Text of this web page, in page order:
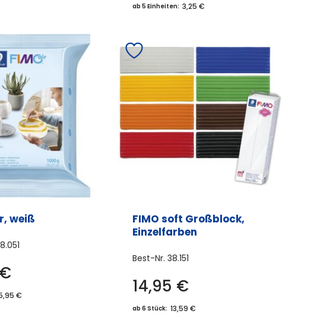
ab 5 Einheiten: 3,25 €
weiß
€
€
FIMO soft Großblock,
Einzelfarben
Best-Nr.38.151
14,95 €
ab 6 Stück: 13,59 €